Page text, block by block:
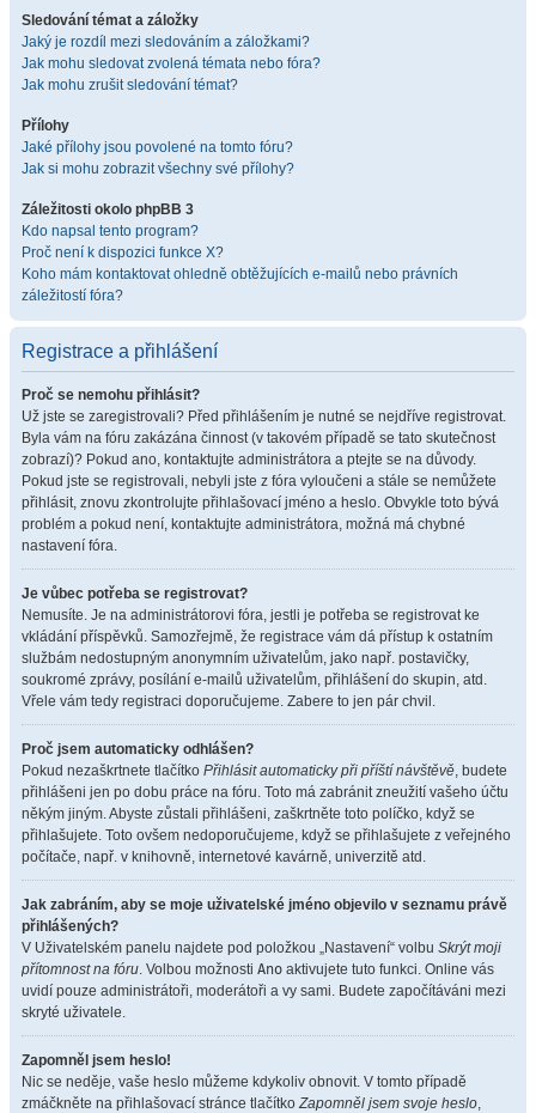
Sledování témat a záložky
Jaký je rozdíl mezi sledováním a záložkami?
Jak mohu sledovat zvolená témata nebo fóra?
Jak mohu zrušit sledování témat?
Přílohy
Jaké přílohy jsou povolené na tomto fóru?
Jak si mohu zobrazit všechny své přílohy?
Záležitosti okolo phpBB 3
Kdo napsal tento program?
Proč není k dispozici funkce X?
Koho mám kontaktovat ohledně obtěžujících e-mailů nebo právních
záležitostí fóra?
Registrace a přihlášení
Proč se nemohu přihlásit?
Už jste se zaregistrovali? Před přihlášením je nutné se nejdříve registrovat.
Byla vám na fóru zakázána činnost (v takovém případě se tato skutečnost
zobrazí)? Pokud ano, kontaktujte administrátora a ptejte se na důvody.
Pokud jste se registrovali, nebyli jste z fóra vyloučeni a stále se nemůžete
přihlásit, znovu zkontrolujte přihlašovací jméno a heslo. Obvykle toto bývá
problém a pokud není, kontaktujte administrátora, možná má chybné
nastavení fóra.
Je vůbec potřeba se registrovat?
Nemusíte. Je na administrátorovi fóra, jestli je potřeba se registrovat ke
vkládání příspěvků. Samozřejmě, že registrace vám dá přístup k ostatním
službám nedostupným anonymním uživatelům, jako např. postavičky,
soukromé zprávy, posílání e-mailů uživatelům, přihlášení do skupin, atd.
Vřele vám tedy registraci doporučujeme. Zabere to jen pár chvil.
Proč jsem automaticky odhlášen?
Pokud nezaškrtnete tlačítko Přihlásit automaticky při příští návštěvě, budete
přihlášeni jen po dobu práce na fóru. Toto má zabránit zneužití vašeho účtu
někým jiným. Abyste zůstali přihlášeni, zaškrtněte toto políčko, když se
přihlašujete. Toto ovšem nedoporučujeme, když se přihlašujete z veřejného
počítače, např. v knihovně, internetové kavárně, univerzitě atd.
Jak zabráním, aby se moje uživatelské jméno objevilo v seznamu právě
přihlášených?
V Uživatelském panelu najdete pod položkou „Nastavení“ volbu Skrýt moji
přítomnost na fóru. Volbou možnosti Ano aktivujete tuto funkci. Online vás
uvidí pouze administrátoři, moderátoři a vy sami. Budete započítáváni mezi
skryté uživatele.
Zapomněl jsem heslo!
Nic se neděje, vaše heslo můžeme kdykoliv obnovit. V tomto případě
zmáčkněte na přihlašovací stránce tlačítkoZapomněl jsem svoje heslo,